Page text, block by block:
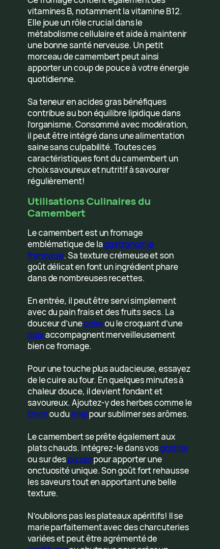
vitamines B, notamment la vitamine B12.
Elle joue un rôle crucial dans le
métabolisme cellulaire et aide à maintenir
une bonne santé nerveuse. Un petit
morceau de camembert peut ainsi
apporter un coup de pouce à votre énergie
quotidienne.
Sa teneur en acides gras bénéfiques
contribue au bon équilibre lipidique dans
l’organisme. Consommé avec modération,
il peut être intégré dans une alimentation
saine sans culpabilité. Toutes ces
caractéristiques font du camembert un
choix savoureux et nutritif à savourer
régulièrement!
Utilisations Culinaires du
Camembert
Le camembert est un fromage
emblématique de lagastronomie
française. Sa texture crémeuse et son
goût délicat en font un ingrédient phare
dans de nombreuses recettes.
En entrée, il peut être servi simplement
avec du pain frais et des fruits secs. La
douceur d’unepoireou le croquant d’une
noixaccompagnent merveilleusement
bien ce fromage.
Pour une touche plus audacieuse, essayez
de le cuire au four. En quelques minutes à
chaleur douce, il devient fondant et
savoureux. Ajoutez-y des herbes comme le
thymou dumiel pour sublimer ses arômes.
Le camembert se prête également aux
plats chauds. Intégrez-le dans vosgratins
ou sur despizzaspour apporter une
onctuosité unique. Son goût fort rehausse
les saveurs tout en apportant une belle
texture.
N’oublions pas les plateaux apéritifs! Il se
marie parfaitement avec des charcuteries
variées et peut être agrémenté de